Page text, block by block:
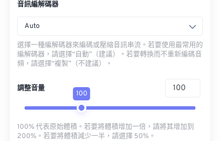
音訊編解碼器
Auto
選擇一種編解碼器來編碼或壓縮音訊串流。若要使用最常用的
編解碼器，請選擇“自動”（建議）。若要轉換而不重新編碼音
頻，請選擇“複製”（不建議）。
調整音量
100
100% 代表原始體積。若要將體積增加一倍，請將其增加到
200%。若要將體積減少一半，請選擇 50%。